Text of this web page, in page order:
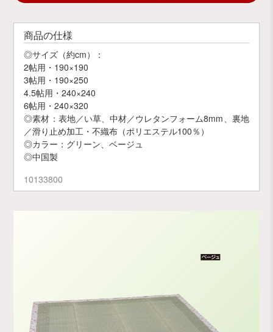
商品の仕様
◎サイズ（約cm）：
2帖用・190×190
3帖用・190×250
4.5帖用・240×240
6帖用・240×320
◎素材：表地／い草、中材／ウレタンフォーム8mm、裏地
／滑り止め加工・不織布（ポリエステル100％）
◎カラー：グリーン、ベージュ
◎中国製
10133800